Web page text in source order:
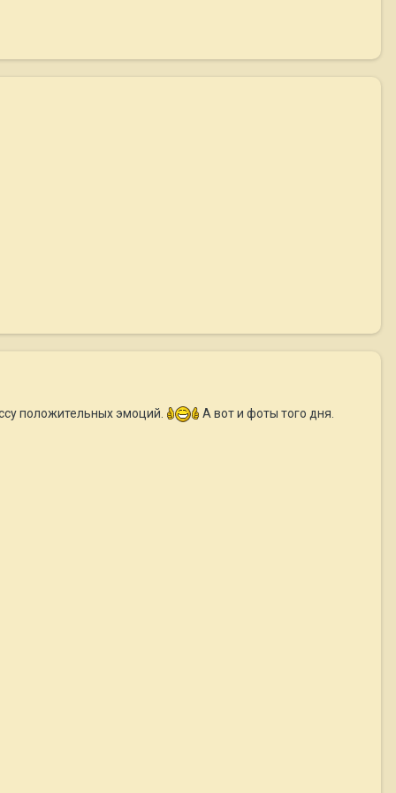
положительных эмоций. А вот и фоты того дня.